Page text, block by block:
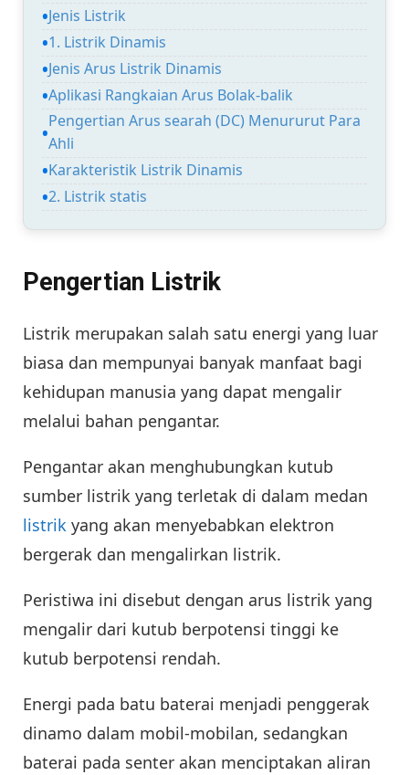
Jenis Listrik
1. Listrik Dinamis
Jenis Arus Listrik Dinamis
Aplikasi Rangkaian Arus Bolak-balik
Pengertian Arus searah (DC) Menururut Para
Ahli
Karakteristik Listrik Dinamis
2. Listrik statis
Pengertian Listrik
Listrik merupakan salah satu energi yang luar
biasa dan mempunyai banyak manfaat bagi
kehidupan manusia yang dapat mengalir
melalui bahan pengantar.
Pengantar akan menghubungkan kutub
sumber listrik yang terletak di dalam medan
listrik yang akan menyebabkan elektron
bergerak dan mengalirkan listrik.
Peristiwa ini disebut dengan arus listrik yang
mengalir dari kutub berpotensi tinggi ke
kutub berpotensi rendah.
Energi pada batu baterai menjadi penggerak
dinamo dalam mobil-mobilan, sedangkan
baterai pada senter akan menciptakan aliran